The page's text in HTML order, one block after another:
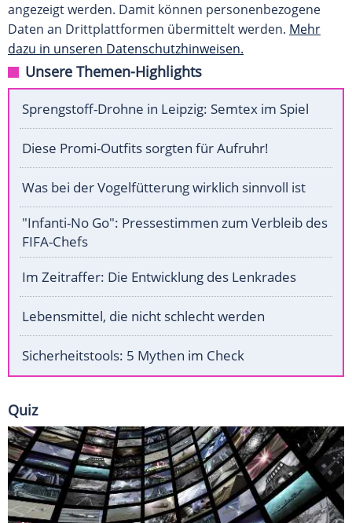
angezeigt werden. Damit können personenbezogene
Daten an Drittplattformen übermittelt werden. Mehr
dazu in unseren Datenschutzhinweisen.
Unsere Themen-Highlights
Sprengstoff-Drohne in Leipzig: Semtex im Spiel
Diese Promi-Outfits sorgten für Aufruhr!
Was bei der Vogelfütterung wirklich sinnvoll ist
"Infanti-No Go": Pressestimmen zum Verbleib des
FIFA-Chefs
Im Zeitraffer: Die Entwicklung des Lenkrades
Lebensmittel, die nicht schlecht werden
Sicherheitstools: 5 Mythen im Check
Quiz